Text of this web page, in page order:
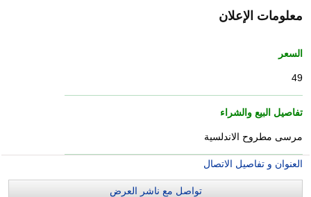
معلومات الإعلان
السعر
49
تفاصيل البيع والشراء
مرسى مطروح الاندلسية
العنوان و تفاصيل الاتصال
تواصل مع ناشر العرض